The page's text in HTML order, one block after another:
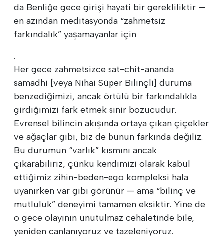
da Benliğe gece girişi hayati bir gerekliliktir —
en azından meditasyonda “zahmetsiz
farkındalık” yaşamayanlar için
.
Her gece zahmetsizce sat-chit-ananda
samadhi [veya Nihai Süper Bilinçli] duruma
benzediğimizi, ancak örtülü bir farkındalıkla
girdiğimizi fark etmek sinir bozucudur.
Evrensel bilincin akışında ortaya çıkan çiçekler
ve ağaçlar gibi, biz de bunun farkında değiliz.
Bu durumun “varlık” kısmını ancak
çıkarabiliriz, çünkü kendimizi olarak kabul
ettiğimiz zihin-beden-ego kompleksi hala
uyanırken var gibi görünür — ama “bilinç ve
mutluluk” deneyimi tamamen eksiktir. Yine de
o gece olayının unutulmaz cehaletinde bile,
yeniden canlanıyoruz ve tazeleniyoruz.